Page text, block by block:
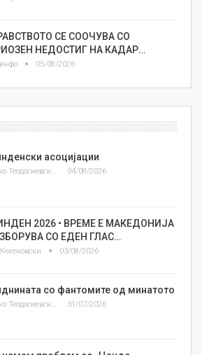
СЕ СООЧУВА СО
НЕДОСТИГ НА КАДАР…
05/08/2026
асоцијации
Златко Теодосиевски 04/08/2026
2026 • ВРЕМЕ Е МАКЕДОНИЈА
СО ЕДЕН ГЛАС…
03/08/2026
со фантомите од минатото
Златко Теодосиевски 31/07/2026